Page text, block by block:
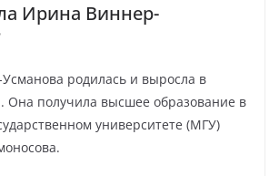
Ирина Виннер-
родилась и выросла в
Она получила высшее образование в
университете (МГУ)